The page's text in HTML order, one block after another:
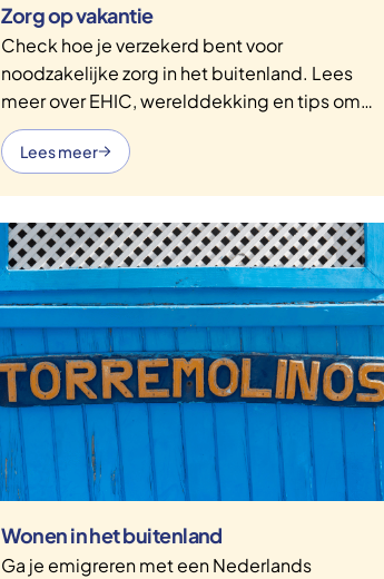
Zorg op vakantie
Check hoe je verzekerd bent voor
noodzakelijke zorg in het buitenland. Lees
meer over EHIC, werelddekking en tips om
hoge kosten te voorkomen.
Lees meer
Wonen in het buitenland
Ga je emigreren met een Nederlands